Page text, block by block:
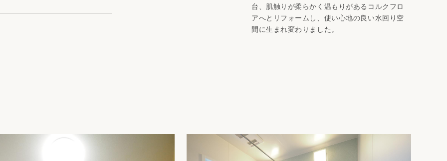
台、肌触りが柔らかく温もりがあるコルクフロ
アへとリフォームし、使い心地の良い水回り空
間に生まれ変わりました。